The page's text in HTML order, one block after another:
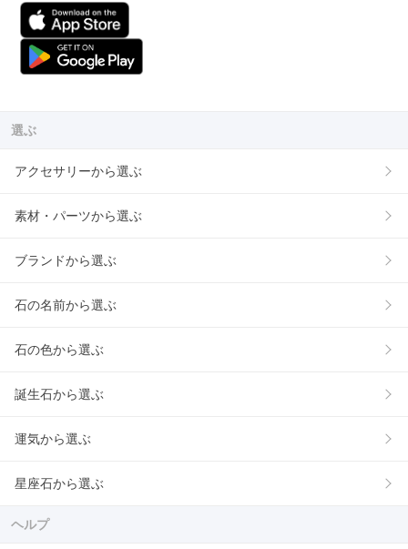
選ぶ
アクセサリーから選ぶ
素材・パーツから選ぶ
ブランドから選ぶ
石の名前から選ぶ
石の色から選ぶ
誕生石から選ぶ
運気から選ぶ
星座石から選ぶ
ヘルプ